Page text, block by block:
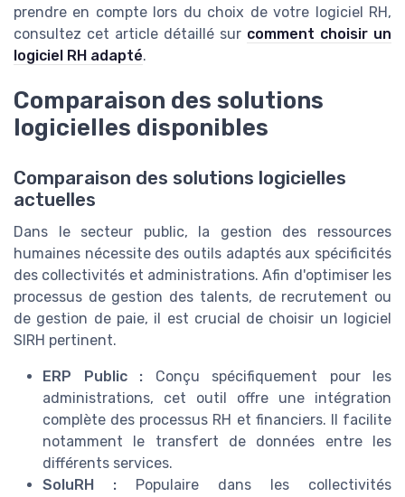
prendre en compte lors du choix de votre logiciel RH,
consultez cet article détaillé sur comment choisir un
logiciel RH adapté.
Comparaison des solutions
logicielles disponibles
Comparaison des solutions logicielles
actuelles
Dans le secteur public, la gestion des ressources
humaines nécessite des outils adaptés aux spécificités
des collectivités et administrations. Afin d'optimiser les
processus de gestion des talents, de recrutement ou
de gestion de paie, il est crucial de choisir un logiciel
SIRH pertinent.
ERP Public : Conçu spécifiquement pour les
administrations, cet outil offre une intégration
complète des processus RH et financiers. Il facilite
notamment le transfert de données entre les
différents services.
SoluRH : Populaire dans les collectivités